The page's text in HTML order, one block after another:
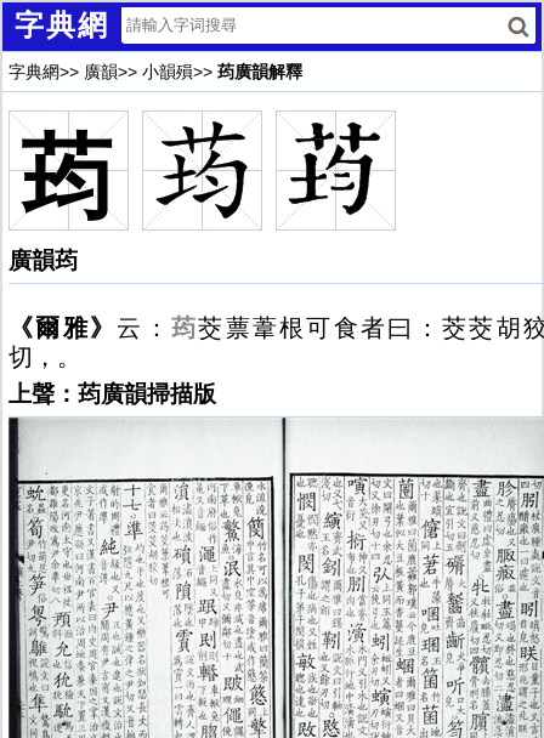
字典網
字典網>> 廣韻>> 小韻殞>> 荺廣韻解釋
荺
廣韻荺
《爾雅》 云： 荺茭蔈葦根可食者曰：茭茭胡
切，。
上聲：荺廣韻掃描版